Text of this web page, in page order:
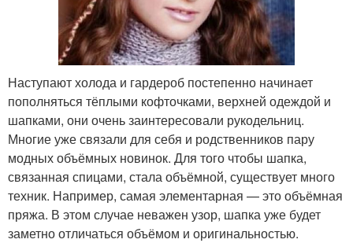
Наступают холода и гардероб постепенно начинает
пополняться тёплыми кофточками, верхней одеждой и
шапками, они очень заинтересовали рукодельниц.
Многие уже связали для себя и родственников пару
модных объёмных новинок. Для того чтобы шапка,
связанная спицами, стала объёмной, существует много
техник. Например, самая элементарная — это объёмная
пряжа. В этом случае неважен узор, шапка уже будет
заметно отличаться объёмом и оригинальностью.